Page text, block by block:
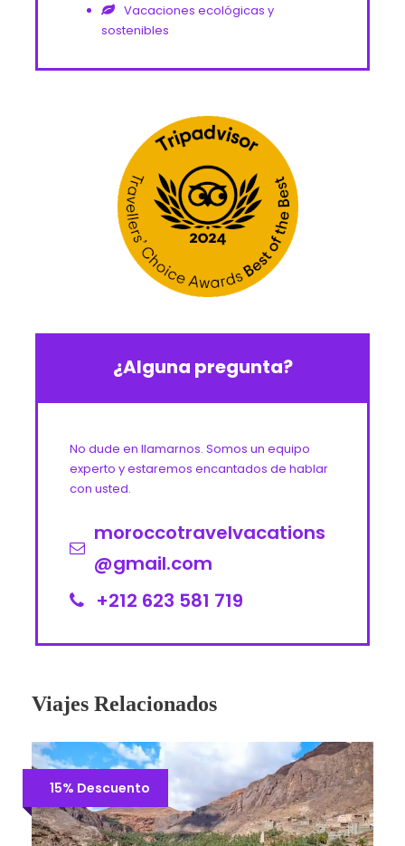
Vacaciones ecológicas y
sostenibles
¿Alguna pregunta?
No dude en llamarnos. Somos un equipo
experto y estaremos encantados de hablar
con usted.
moroccotravelvacations
@gmail.com
+212 623 581 719
Viajes Relacionados
15% Descuento